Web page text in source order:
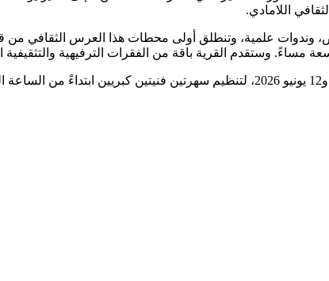
اللامادي.
وندوات علمية، وتنطلق أولى محطات هذا العرس الثقافي
ولعشاق الموسيقى والفن، ستتحول ساحة الأمل بأكادير إلى مسرح مفتوح يومي 11 و12 يونيو